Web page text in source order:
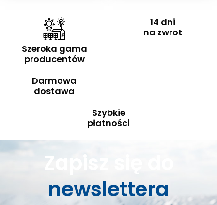
Szeroka gama
producentów
14 dni
na zwrot
Darmowa
dostawa
Szybkie
płatności
Zapisz się do
newslettera